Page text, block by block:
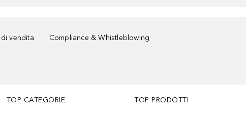
vendita
Compliance & Whistleblowing
TOP CATEGORIE TOP PRODOTTI